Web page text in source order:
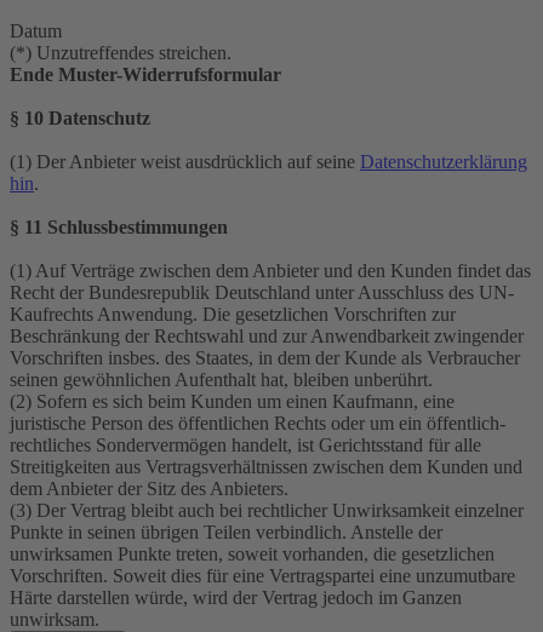
Datum
(*) Unzutreffendes streichen.
Ende Muster-Widerrufsformular
§ 10 Datenschutz
(1) Der Anbieter weist ausdrücklich auf seine Datenschutzerklärung
hin.
§ 11 Schlussbestimmungen
(1) Auf Verträge zwischen dem Anbieter und den Kunden findet das
Recht der Bundesrepublik Deutschland unter Ausschluss des UN-
Kaufrechts Anwendung. Die gesetzlichen Vorschriften zur
Beschränkung der Rechtswahl und zur Anwendbarkeit zwingender
Vorschriften insbes. des Staates, in dem der Kunde als Verbraucher
seinen gewöhnlichen Aufenthalt hat, bleiben unberührt.
(2) Sofern es sich beim Kunden um einen Kaufmann, eine
juristische Person des öffentlichen Rechts oder um ein öffentlich-
rechtliches Sondervermögen handelt, ist Gerichtsstand für alle
Streitigkeiten aus Vertragsverhältnissen zwischen dem Kunden und
dem Anbieter der Sitz des Anbieters.
(3) Der Vertrag bleibt auch bei rechtlicher Unwirksamkeit einzelner
Punkte in seinen übrigen Teilen verbindlich. Anstelle der
unwirksamen Punkte treten, soweit vorhanden, die gesetzlichen
Vorschriften. Soweit dies für eine Vertragspartei eine unzumutbare
Härte darstellen würde, wird der Vertrag jedoch im Ganzen
unwirksam.